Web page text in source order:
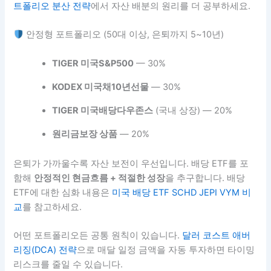
트폴리오 분산 전략에서 자산 배분의 원리를 더 공부하세요.
안정형 포트폴리오 (50대 이상, 은퇴까지 5~10년)
TIGER 미국S&P500 — 30%
KODEX 미국채10년선물 — 30%
TIGER 미국배당다우존스 (국내 상장) — 20%
원리금보장 상품 — 20%
은퇴가 가까울수록 자산 보전이 우선입니다. 배당 ETF를 포
함해 안정적인 현금흐름 + 적절한 성장을 추구합니다. 배당
ETF에 대한 심화 내용은 미국 배당 ETF SCHD JEPI VYM 비
교를 참고하세요.
어떤 포트폴리오든 공통 원칙이 있습니다. 달러 코스트 애버
리징(DCA) 전략으로 매달 일정 금액을 자동 투자하면 타이밍
리스크를 줄일 수 있습니다.